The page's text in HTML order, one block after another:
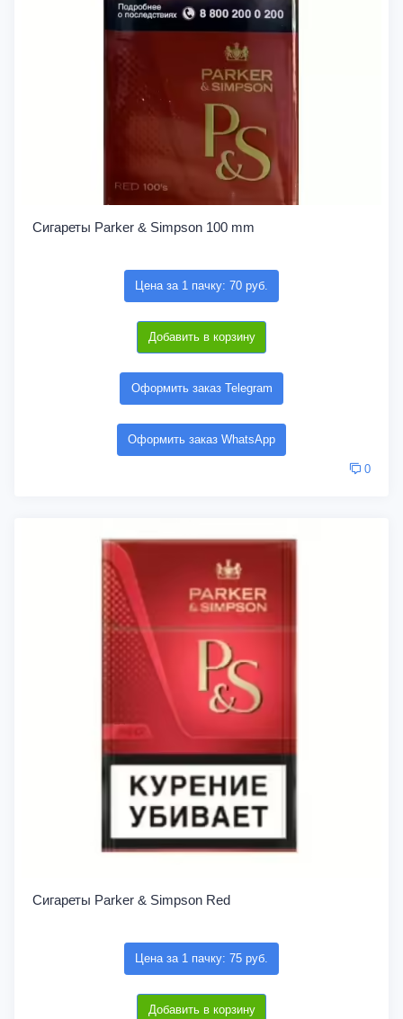
Сигареты Parker & Simpson 100 mm
Цена за 1 пачку: 70 руб.
Добавить в корзину
Оформить заказ Telegram
Оформить заказ WhatsApp
0
Сигареты Parker & Simpson Red
Цена за 1 пачку: 75 руб.
Добавить в корзину